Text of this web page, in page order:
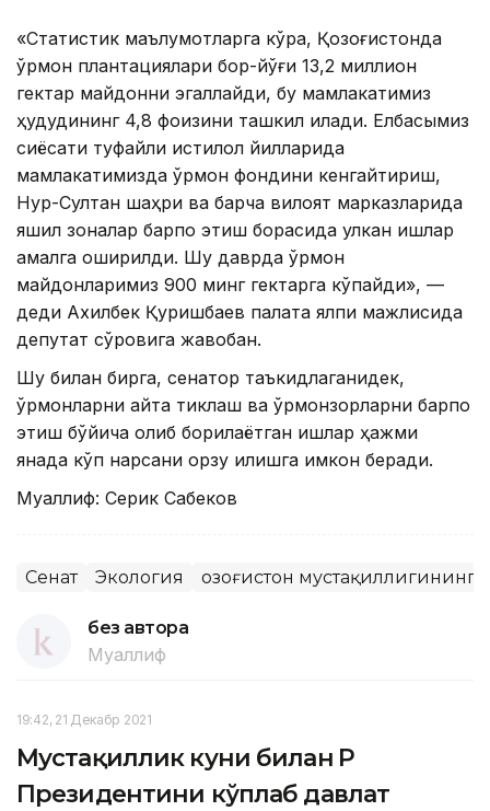
«Статистик маълумотларга кўра, Қозоғистонда
ўрмон плантациялари бор-йўғи 13,2 миллион
гектар майдонни эгаллайди, бу мамлакатимиз
ҳудудининг 4,8 фоизини ташкил қилади. Елбасымиз
сиёсати туфайли истиқлол йилларида
мамлакатимизда ўрмон фондини кенгайтириш,
Нур-Султан шаҳри ва барча вилоят марказларида
яшил зоналар барпо этиш борасида улкан ишлар
амалга оширилди. Шу даврда ўрмон
майдонларимиз 900 минг гектарга кўпайди», —
деди Ахилбек Қуришбаев палата ялпи мажлисида
депутат сўровига жавобан.
Шу билан бирга, сенатор таъкидлаганидек,
ўрмонларни қайта тиклаш ва ўрмонзорларни барпо
этиш бўйича олиб борилаётган ишлар ҳажми
янада кўп нарсани орзу қилишга имкон беради.
Муаллиф: Серик Сабеков
Сенат Экология Қозоғистон мустақиллигининг
без автора
Муаллиф
19:42, 21 Декабр 2021
Мустақиллик куни билан ҚР
Президентини кўплаб давлат